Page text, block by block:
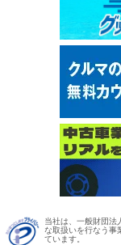
当社は、一般財団法
な取扱いを行なう事
ています。